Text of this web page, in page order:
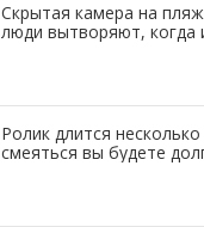
Скрытая камера на
люди вытворяют, когда
Ролик длится несколько
смеяться вы будете